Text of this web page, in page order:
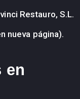
Restauro, S.L.
nueva página).
en